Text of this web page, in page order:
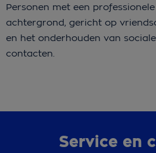
Personen met een
achtergrond, gericht op
en het onderhouden van
contacten.
Service en